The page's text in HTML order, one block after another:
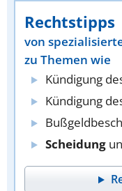
Rechtstipps
von
zu Themen wie
Kündigung
Kündigung
Scheidung